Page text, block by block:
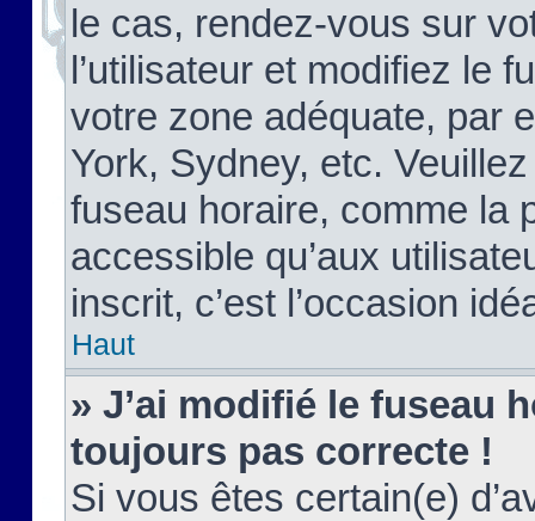
le cas, rendez-vous sur
l’utilisateur et modifiez le
votre zone adéquate, par
York, Sydney, etc.
fuseau horaire, comme la
accessible qu’aux
inscrit, c’est l’occasion
Haut
» J’ai modifié le fuseau
toujours pas correcte !
Si vous êtes certain(e)